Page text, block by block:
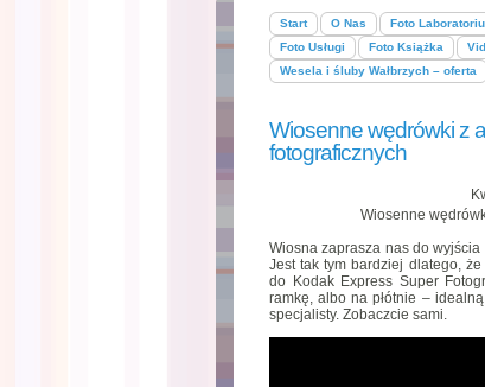
Start O Nas Foto
Foto Usługi
Foto Książka
Wesela i śluby Wałbrzych – oferta
Wiosenne wędrówki z
fotograficznych
Wiosenne
Wiosna zaprasza nas do
Jest tak tym bardziej dlatego,
do Kodak Express Super
ramkę, albo na płótnie –
specjalisty. Zobaczcie sami.